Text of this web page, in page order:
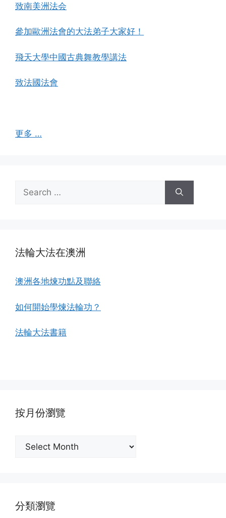
致南美洲法会
參加歐洲法會的大法弟子大家好！
飛天大學中國古典舞教學講法
致法國法會
更多 …
Search
for:
法輪大法在澳洲
澳洲各地煉功點及聯絡
如何開始學煉法輪功？
法輪大法書籍
按月份瀏覽
分類瀏覽